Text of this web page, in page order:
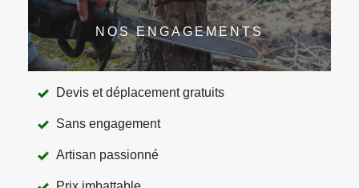
NOS ENGAGEMENTS
Devis et déplacement gratuits
Sans engagement
Artisan passionné